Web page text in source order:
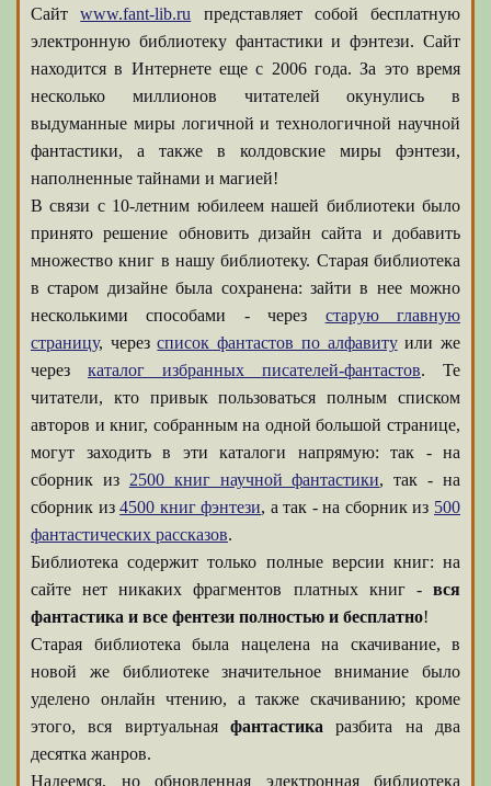
Сайтwww.fant-lib.ru представляет собой бесплатную
электронную библиотеку фантастики и фэнтези. Сайт
находится в Интернете еще с 2006 года. За это время
несколько миллионов читателей окунулись в
выдуманные миры логичной и технологичной научной
фантастики, а также в колдовские миры фэнтези,
наполненные тайнами и магией!
В связи с 10-летним юбилеем нашей библиотеки было
принято решение обновить дизайн сайта и добавить
множество книг в нашу библиотеку. Старая библиотека
в старом дизайне была сохранена: зайти в нее можно
несколькими способами - через старую главную
страницу, черезсписок фантастов по алфавитуили же
через каталог избранных писателей-фантастов. Те
читатели, кто привык пользоваться полным списком
авторов и книг, собранным на одной большой странице,
могут заходить в эти каталоги напрямую: так - на
сборник из 2500 книг научной фантастики, так - на
сборник из4500 книг фэнтези, а так - на сборник из 500
фантастических рассказов.
Библиотека содержит только полные версии книг: на
сайте нет никаких фрагментов платных книг - вся
фантастика и все фентези полностью и бесплатно!
Старая библиотека была нацелена на скачивание, в
новой же библиотеке значительное внимание было
уделено онлайн чтению, а также скачиванию; кроме
этого, вся виртуальная фантастика разбита на два
десятка жанров.
Надеемся, но обновленная электронная библиотека